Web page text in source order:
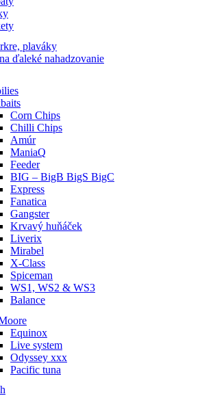
plaváky
ďaleké nahadzovanie
Corn Chips
Chilli Chips
Amúr
ManiaQ
Feeder
BIG – BigB BigS BigC
Express
Fanatica
Gangster
Krvavý huňáček
Liverix
Mirabel
X-Class
Spiceman
WS1, WS2 & WS3
Balance
Equinox
Live system
Odyssey xxx
Pacific tuna